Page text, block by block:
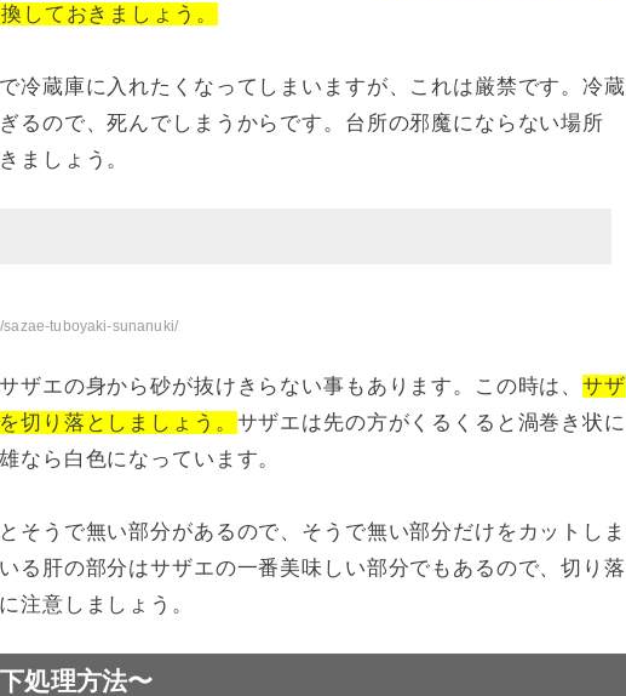
しておきましょう。
冷蔵庫に入れたくなってしまいますが、これは厳禁です。冷蔵
るので、死んでしまうからです。台所の邪魔にならない場所
ましょう。
tuboyaki-sunanuki/
ザエの身から砂が抜けきらない事もあります。この時は、サザ
切り落としましょう。 サザエは先の方がくるくると渦巻き状に
なら白色になっています。
そうで無い部分があるので、そうで無い部分だけをカットしま
る肝の部分はサザエの一番美味しい部分でもあるので、切り落
注意しましょう。
処理方法〜